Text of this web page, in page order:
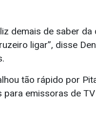
demais de saber
ligar”, disse
tão rápido por
emissoras de